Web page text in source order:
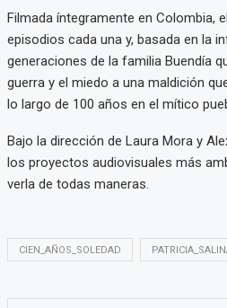
Filmada íntegramente en Colombia,
episodios cada una y, basada en la
generaciones de la familia Buendía
guerra y el miedo a una maldición
lo largo de 100 años en el mítico
Bajo la dirección de Laura Mora y
los proyectos audiovisuales más
verla de todas maneras.
CIEN_AÑOS_SOLEDAD